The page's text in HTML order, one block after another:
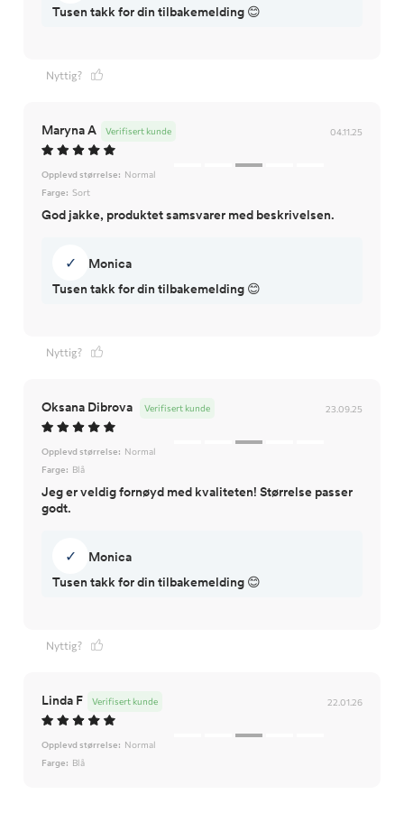
Tusen takk for din tilbakemelding 😊
Nyttig?
Maryna A 04.11.25
Verifisert kunde
Opplevd størrelse: Normal
Farge: Sort
God jakke, produktet samsvarer med beskrivelsen.
✓
Monica
Tusen takk for din tilbakemelding 😊
Nyttig?
Oksana Dibrova 23.09.25
Verifisert kunde
Opplevd størrelse: Normal
Farge: Blå
Jeg er veldig fornøyd med kvaliteten! Størrelse passer
godt.
✓
Monica
Tusen takk for din tilbakemelding 😊
Nyttig?
Linda F 22.01.26
Verifisert kunde
Opplevd størrelse: Normal
Farge: Blå